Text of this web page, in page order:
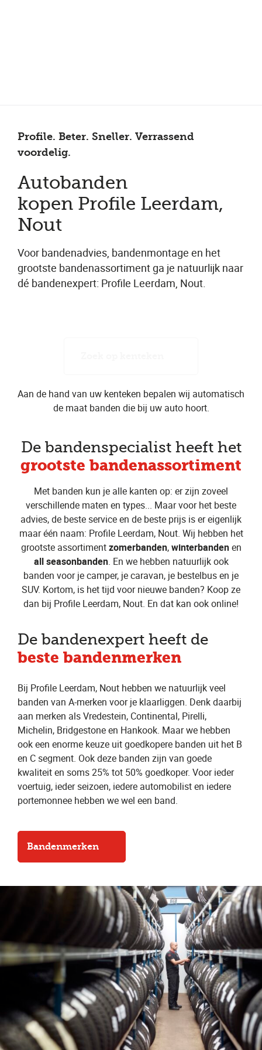
Profile. Beter. Sneller. Verrassend
voordelig.
Autobanden
kopen Profile Leerdam,
Nout
Voor bandenadvies, bandenmontage en het
grootste bandenassortiment ga je natuurlijk naar
dé bandenexpert: Profile Leerdam, Nout.
Aan de hand van uw kenteken bepalen wij automatisch
de maat banden die bij uw auto hoort.
De bandenspecialist heeft het
grootste bandenassortiment
Met banden kun je alle kanten op: er zijn zoveel
verschillende maten en types... Maar voor het beste
advies, de beste service en de beste prijs is er eigenlijk
maar één naam: Profile Leerdam, Nout. Wij hebben het
grootste assortimentzomerbanden,winterbandenen
all seasonbanden. En we hebben natuurlijk ook
banden voor je camper, je caravan, je bestelbus en je
SUV. Kortom, is het tijd voor nieuwe banden? Koop ze
dan bij Profile Leerdam, Nout. En dat kan ook online!
De bandenexpert heeft de
beste bandenmerken
Bij Profile Leerdam, Nout hebben we natuurlijk veel
banden van A-merken voor je klaarliggen. Denk daarbij
aan merken als Vredestein, Continental, Pirelli,
Michelin, Bridgestone en Hankook. Maar we hebben
ook een enorme keuze uit goedkopere banden uit het B
en C segment. Ook deze banden zijn van goede
kwaliteit en soms 25% tot 50% goedkoper. Voor ieder
voertuig, ieder seizoen, iedere automobilist en iedere
portemonnee hebben we wel een band.
Bandenmerken